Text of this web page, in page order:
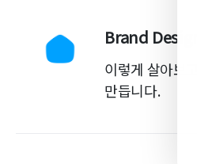
Brand
이렇게 살아보
만듭니다.